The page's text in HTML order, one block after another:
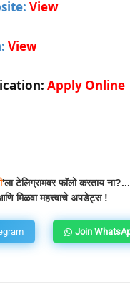
View
View
Apply Online
'ला टेलिग्रामवर फॉलो करताय
मिळवा महत्त्वाचे अपडेट्स !
Join